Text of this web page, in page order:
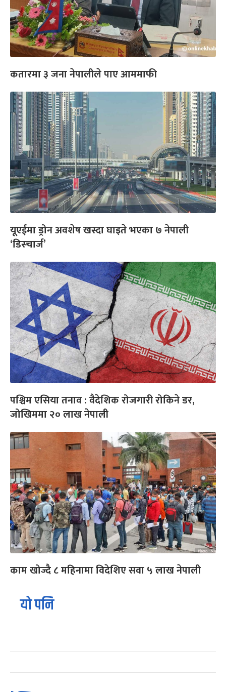
कतारमा ३ जना नेपालीले पाए आममाफी
यूएईमा ड्रोन अवशेष खस्दा घाइते भएका ७ नेपाली
‘डिस्चार्ज’
पश्चिम एसिया तनाव : वैदेशिक रोजगारी रोकिने डर,
जोखिममा २० लाख नेपाली
काम खोज्दै ८ महिनामा विदेशिए सवा ५ लाख नेपाली
यो पनि